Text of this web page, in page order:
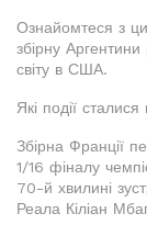
Ознайомтеся з
збірну
світу в США.
Які події
Збірна Франції
1/16 фіналу
70-й хвилині
Реала Кіліан